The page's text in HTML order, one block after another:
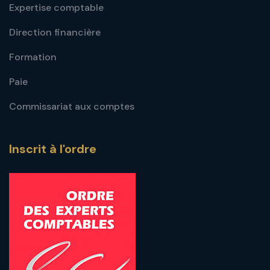
Expertise comptable
Direction financière
Formation
Paie
Commissariat aux comptes
Inscrit à l'ordre